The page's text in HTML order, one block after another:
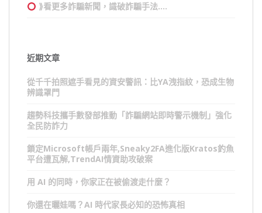
⟫看更多詐騙新聞，識破詐騙手法….
近期文章
從千千拍照遮手看見的資安警訊：比YA洩指紋，恐成生物
辨識罩門
趨勢科技攜手數發部推動「詐騙網站即時警示機制」強化
全民防詐力
鎖定Microsoft帳戶兩年,Sneaky2FA進化版Kratos釣魚
平台遭瓦解,TrendAI情資助攻破案
用 AI 的同時，你家正在被偷渡走什麼？
你還在曬娃嗎？AI 時代家長必知的恐怖真相